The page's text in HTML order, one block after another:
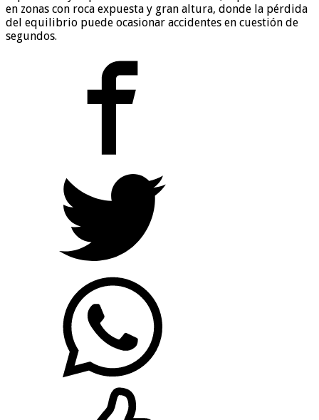
en zonas con roca expuesta y gran altura, donde la pérdida
del equilibrio puede ocasionar accidentes en cuestión de
segundos.